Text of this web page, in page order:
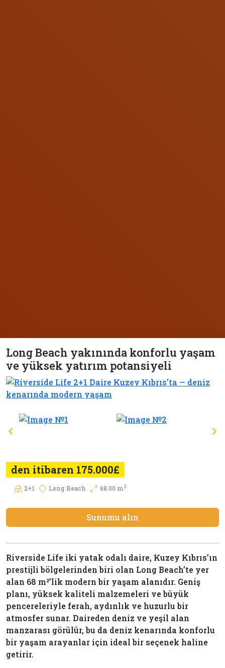
Long Beach yakınında konforlu yaşam
ve yüksek yatırım potansiyeli
den itibaren 175.000£
2+1 Long Beach 68.00 m2
Sunumu alın
Riverside Life iki yatak odalı daire, Kuzey Kıbrıs’ın
prestijli bölgelerinden biri olan Long Beach’te yer
alan 68 m²’lik modern bir yaşam alanıdır. Geniş
planı, yüksek kaliteli malzemeleri ve büyük
pencereleriyle ferah, aydınlık ve huzurlu bir
atmosfer sunar. Daireden deniz ve yeşil alan
manzarası görülür, bu da deniz kenarında konforlu
bir yaşam arayanlar için ideal bir seçenek haline
getirir.